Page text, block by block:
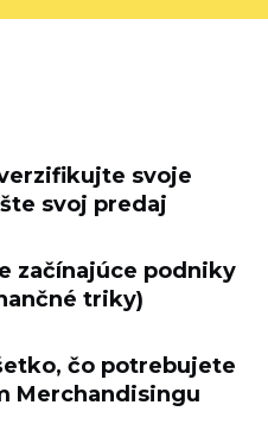
svoje
svoj predaj
začínajúce podniky
triky)
čo potrebujete
Merchandisingu